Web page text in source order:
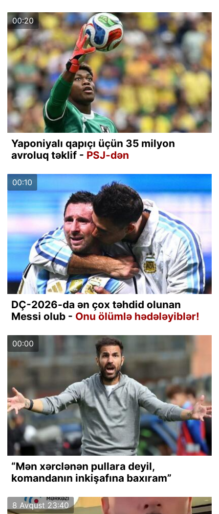
00:20
Yaponiyalı qapıçı üçün 35 milyon
avroluq təklif - PSJ-dən
00:10
DÇ-2026-da ən çox təhdid olunan
Messi olub - Onu ölümlə hədələyiblər!
00:00
“Mən xərclənən pullara deyil,
komandanın inkişafına baxıram”
8 Avqust 23:40